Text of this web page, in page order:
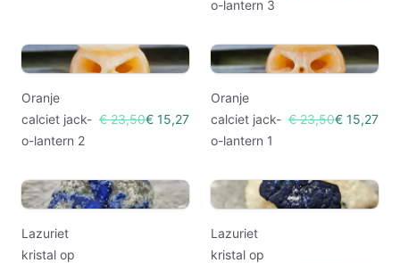
o-lantern 3
Oranje
calciet jack-
o-lantern 2
€ 23,50€ 15,27
Oranje
calciet jack-
o-lantern 1
€ 23,50€ 15,27
Lazuriet
kristal op
Lazuriet
kristal op